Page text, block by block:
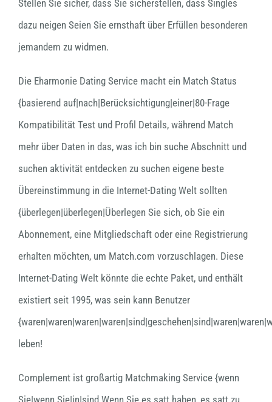
Stellen Sie sicher, dass Sie sicherstellen, dass Singles
dazu neigen Seien Sie ernsthaft über Erfüllen besonderen
jemandem zu widmen.
Die Eharmonie Dating Service macht ein Match Status
{basierend auf|nach|Berücksichtigung|einer|80-Frage
Kompatibilität Test und Profil Details, während Match
mehr über Daten in das, was ich bin suche Abschnitt und
suchen aktivität entdecken zu suchen eigene beste
Übereinstimmung in die Internet-Dating Welt sollten
{überlegen|überlegen|Überlegen Sie sich, ob Sie ein
Abonnement, eine Mitgliedschaft oder eine Registrierung
erhalten möchten, um Match.com vorzuschlagen. Diese
Internet-Dating Welt könnte die echte Paket, und enthält
existiert seit 1995, was sein kann Benutzer
leben!
Complement ist großartig Matchmaking Service {wenn
Sie|wenn Sie|in|sind Wenn Sie es satt haben, es satt zu